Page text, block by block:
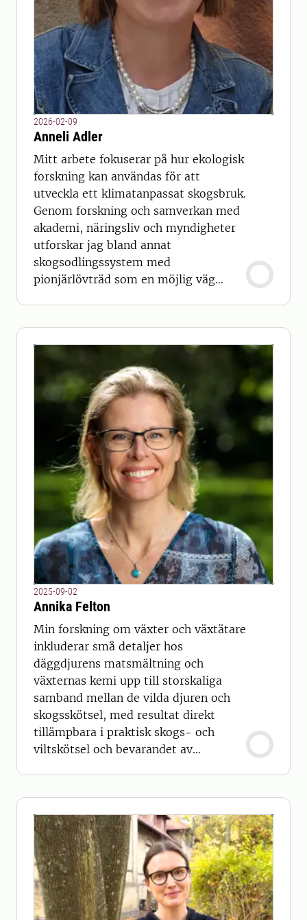
2026-02-09
Anneli Adler
Mitt arbete fokuserar på hur ekologisk
forskning kan användas för att
utveckla ett klimatanpassat skogsbruk.
Genom forskning och samverkan med
akademi, näringsliv och myndigheter
utforskar jag bland annat
skogsodlingssystem med
pionjärlövträd som en möjlig väg
2025-09-02
Annika Felton
Min forskning om växter och växtätare
inkluderar små detaljer hos
däggdjurens matsmältning och
växternas kemi upp till storskaliga
samband mellan de vilda djuren och
skogsskötsel, med resultat direkt
tillämpbara i praktisk skogs- och
viltskötsel och bevarandet av